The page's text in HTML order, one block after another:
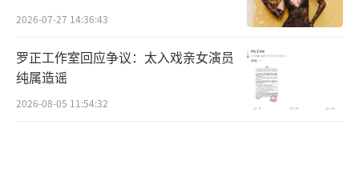
2026-07-27 14:36:43
罗正工作室回应争议：太入戏亲女演员
纯属造谣
2026-08-05 11:54:32